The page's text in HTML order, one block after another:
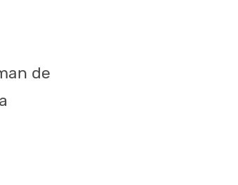
de